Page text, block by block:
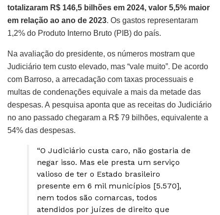
totalizaram R$ 146,5 bilhões em 2024, valor 5,5% maior
em relação ao ano de 2023. Os gastos representaram
1,2% do Produto Interno Bruto (PIB) do país.
Na avaliação do presidente, os números mostram que
Judiciário tem custo elevado, mas “vale muito”. De acordo
com Barroso, a arrecadação com taxas processuais e
multas de condenações equivale a mais da metade das
despesas. A pesquisa aponta que as receitas do Judiciário
no ano passado chegaram a R$ 79 bilhões, equivalente a
54% das despesas.
“O Judiciário custa caro, não gostaria de
negar isso. Mas ele presta um serviço
valioso de ter o Estado brasileiro
presente em 6 mil municípios [5.570],
nem todos são comarcas, todos
atendidos por juízes de direito que